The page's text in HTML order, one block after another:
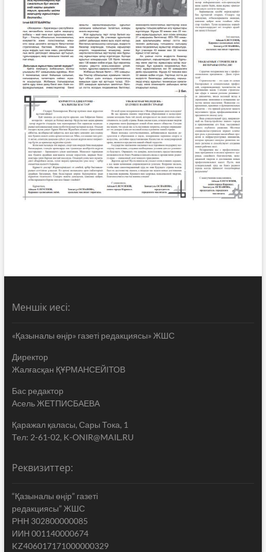
Меншік иесі:
«Қазыналы өңір» газеті редакциясы» ЖШС
Директор
Жалғасқан ҚҰРМАНСЕЙІТОВ
Бас редактор
Асель ЖЕТПИСБАЕВА
Қаражал қаласы, Сары Тока, 1
Тел: 2-61-02, K-ONIR@MAIL.RU
Реквизиттер:
“Қазыналы өңір” газеті
редакциясы” ЖШС
РНН 302800000085
ИИН 001140000674
KZ406017171000000329